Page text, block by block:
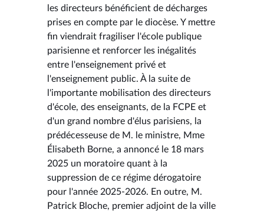
les directeurs bénéficient de décharges
prises en compte par le diocèse. Y mettre
fin viendrait fragiliser l'école publique
parisienne et renforcer les inégalités
entre l'enseignement privé et
l'enseignement public. À la suite de
l'importante mobilisation des directeurs
d'école, des enseignants, de la FCPE et
d'un grand nombre d'élus parisiens, la
prédécesseuse de M. le ministre, Mme
Élisabeth Borne, a annoncé le 18 mars
2025 un moratoire quant à la
suppression de ce régime dérogatoire
pour l'année 2025-2026. En outre, M.
Patrick Bloche, premier adjoint de la ville